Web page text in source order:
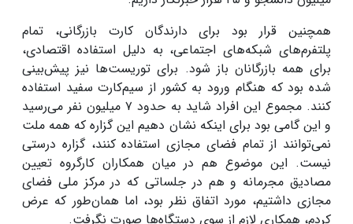
همچنین قرار بود برای دارندگان کارت بازرگانی، تمام
پلتفرم‌های شبکه‌های اجتماعی، به دلیل استفاده اقتصادی،
برای همه بازرگانان باز شود. برای توریست‌ها نیز پیش‌بینی
شده بود که هنگام ورود به کشور از سیم‌کارت سفید استفاده
کنند. مجموع این افراد شاید به حدود ۷ میلیون نفر می‌رسید
و این گامی بود برای اینکه نشان دهیم این گزاره که همه ملت
نمی‌توانند از تمام فضای مجازی استفاده کنند، گزاره درستی
نیست. این موضوع هم در میان همکاران کارگروه تعیین
مصادیق مجرمانه و هم در جلساتی که در مرکز ملی فضای
مجازی داشتیم، مورد اتفاق نظر بود، اما همان‌طور که عرض
کردم، همکاری لازم از سوی دستگاه‌ها صورت نگرفت.